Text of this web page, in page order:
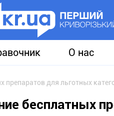
О нас
для льготных
бесплатных